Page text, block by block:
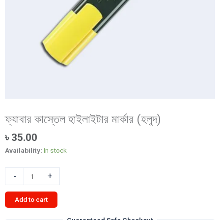
ফ্যাবার কাস্তেল হাইলাইটার মার্কার (হলুদ)
৳ 35.00
Availability: In stock
-
কাস্তেল
হাইলাইটার
মার্কার
+
Add to cart